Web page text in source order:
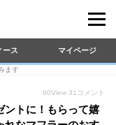
ース マイページ
ます
60View 31 コメント
ントに！もらって嬉